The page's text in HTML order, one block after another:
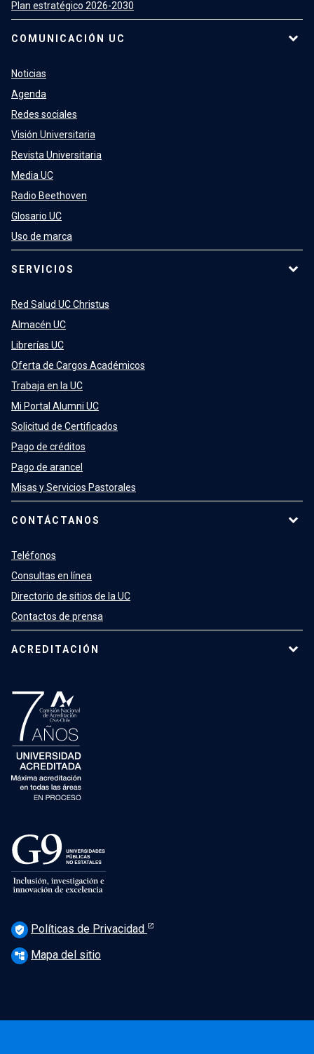
Plan estratégico 2026-2030
COMUNICACIÓN UC
Noticias
Agenda
Redes sociales
Visión Universitaria
Revista Universitaria
Media UC
Radio Beethoven
Glosario UC
Uso de marca
SERVICIOS
Red Salud UC Christus
Almacén UC
Librerías UC
Oferta de Cargos Académicos
Trabaja en la UC
Mi Portal Alumni UC
Solicitud de Certificados
Pago de créditos
Pago de arancel
Misas y Servicios Pastorales
CONTÁCTANOS
Teléfonos
Consultas en línea
Directorio de sitios de la UC
Contactos de prensa
ACREDITACIÓN
verified_user Políticas de Privacidad
account_tree Mapa del sitio